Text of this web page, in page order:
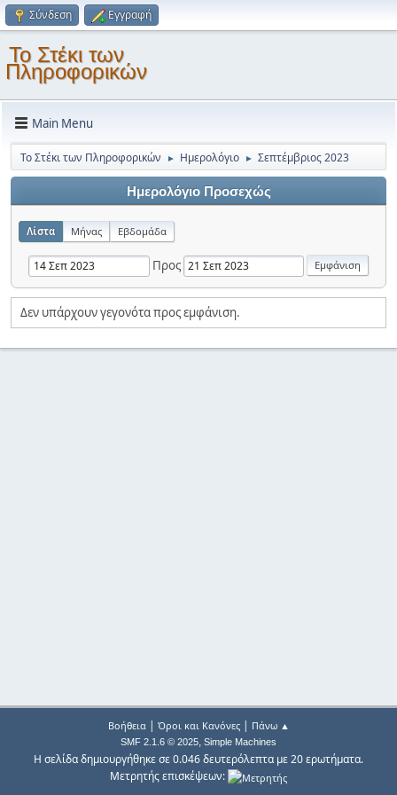
Σύνδεση Εγγραφή
Το Στέκι των
Πληροφορικών
Main Menu
Το Στέκι των Πληροφορικών ► Ημερολόγιο ► Σεπτέμβριος 2023
Ημερολόγιο Προσεχώς
Λίστα Μήνας Εβδομάδα
Προς
Δεν υπάρχουν γεγονότα προς εμφάνιση.
Βοήθεια| Όροι και Κανόνες| Πάνω ▲
SMF 2.1.6 © 2025, Simple Machines
Η σελίδα δημιουργήθηκε σε 0.046 δευτερόλεπτα με 20 ερωτήματα.
Μετρητής επισκέψεων: